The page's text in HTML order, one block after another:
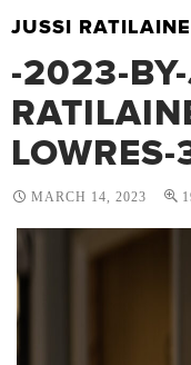
JUSSI
TO
CONTENT
-2023-
LOWRES-
MARCH 14, 2023